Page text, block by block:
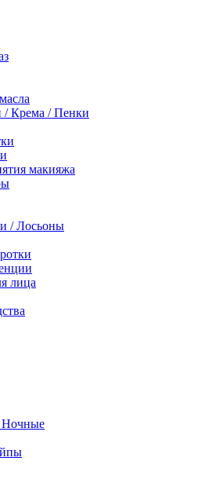
/ Крема / Пенки
макияжа
/ Лосьоны
лица
Ночные